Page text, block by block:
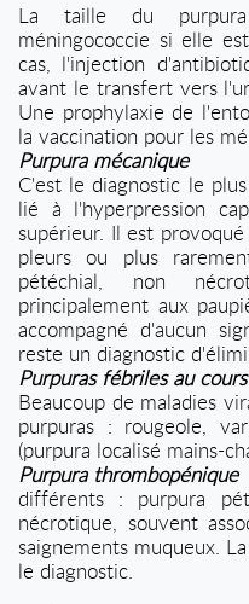
La taille du
méningococcie si elle
cas, l'injection
avant le transfert vers
Une prophylaxie de
la vaccination pour les
Purpura mécanique
C'est le diagnostic le
lié à l'hyperpression
supérieur. Il est
pleurs ou plus
pétéchial, non
principalement aux
accompagné d'aucun
reste un diagnostic
Purpuras fébriles au
Beaucoup de maladies
purpuras : rougeole,
(purpura localisé mains-
Purpura thrombopénique
différents : purpura
nécrotique, souvent
saignements muqueux.
le diagnostic.